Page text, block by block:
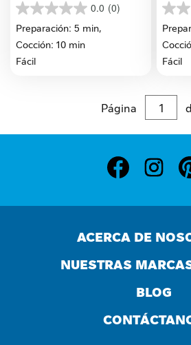
0.0 (0)
0.0
de
estrellas.
Preparación: 5 min,
Cocción: 10 min
Fácil
0.0
de
Fácil
Página
ACERCA DE
NUESTRAS
BLOG